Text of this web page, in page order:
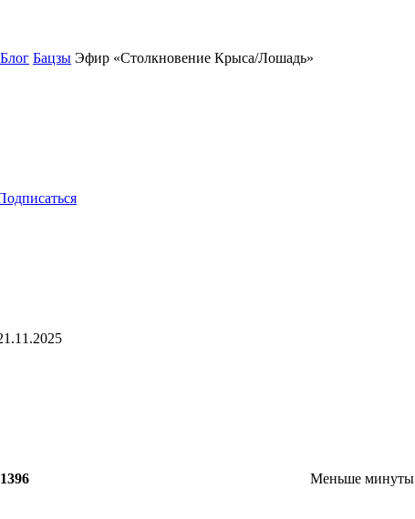
Блог Бацзы Эфир «Столкновение Крыса/Лошадь»
1396 Меньше минуты